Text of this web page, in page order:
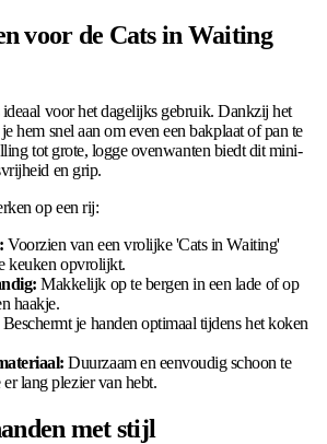
voor de Cats in Waiting
voor het dagelijks gebruik. Dankzij het
hem snel aan om even een bakplaat of pan te
tot grote, logge ovenwanten biedt dit mini-
en grip.
op een rij:
Voorzien van een vrolijke 'Cats in Waiting'
keuken opvrolijkt.
Makkelijk op te bergen in een lade of op
haakje.
Beschermt je handen optimaal tijdens het koken
Duurzaam en eenvoudig schoon te
lang plezier van hebt.
met stijl